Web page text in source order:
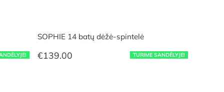
TURIME SANDĖLYJE!
SOPHIE 14 batų dėžė-spintelė
€139.00